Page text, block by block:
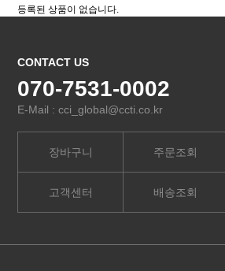
등록된 상품이 없습니다.
CONTACT US
070-7531-0002
E-Mail : cci_global@ccti.co.kr
장바구니
고객센터
주문조회
배송조회